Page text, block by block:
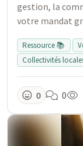
gestion, la
votre mandat
Ressource 📚
Collectivités
0 0